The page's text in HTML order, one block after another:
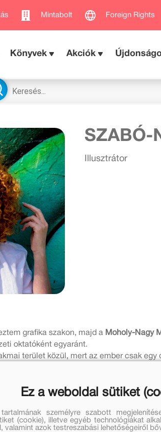
Mintabolt Foreign Rights
Könyvek Akciók
SZABÓ-
Illusztrátor
grafika szakon, majd a Moholy-Nagy
oktatóként egyaránt.
terület közül, mert az ember csak
is tudom rajzolni illusztrátorként. A
a klasszikus technikákat a legfrissebb
ezért örülök, ha olyan munka talál meg,
a legközelebb, mert mindig az tart
Ez a weboldal sütiket
tartalmának személyre szabott
(cookie), illetve egyéb technológiákat
valamint azok testreszabási lehetőségeiről